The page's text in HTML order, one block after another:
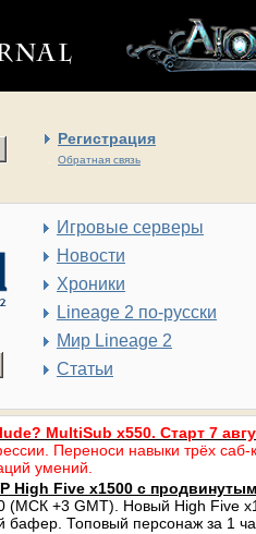
Регистрация
Обратная связь
Игровые серверы
Новости
Хроники
Lineage 2 по-русски
Мир Lineage 2
Статьи
MultiSub x550. Старт 7
Переноси навыки трёх саб-
умений.
High Five x1500 с
(МСК +3 GMT). Новый High Five
Топовый персонаж за 1